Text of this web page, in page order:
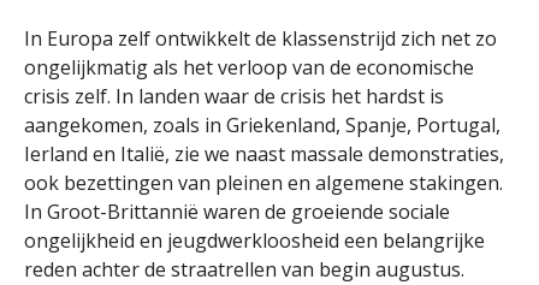
In Europa zelf ontwikkelt de klassenstrijd zich net zo
ongelijkmatig als het verloop van de economische
crisis zelf. In landen waar de crisis het hardst is
aangekomen, zoals in Griekenland, Spanje, Portugal,
Ierland en Italië, zie we naast massale demonstraties,
ook bezettingen van pleinen en algemene stakingen.
In Groot-Brittannië waren de groeiende sociale
ongelijkheid en jeugdwerkloosheid een belangrijke
reden achter de straatrellen van begin augustus.